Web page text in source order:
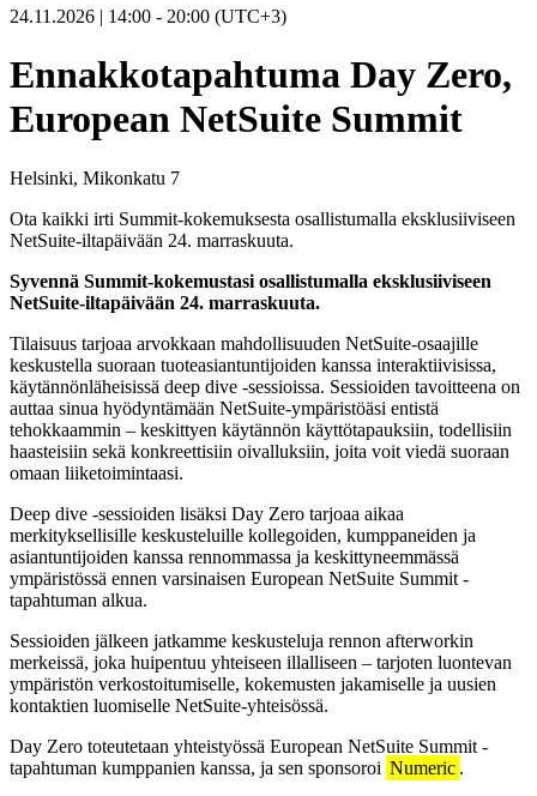
24.11.2026 | 14:00 - 20:00 (UTC+3)
Ennakkotapahtuma Day Zero,
European NetSuite Summit
Helsinki, Mikonkatu 7
Ota kaikki irti Summit-kokemuksesta osallistumalla eksklusiiviseen
NetSuite-iltapäivään 24. marraskuuta.
Syvennä Summit-kokemustasi osallistumalla eksklusiiviseen
NetSuite-iltapäivään 24. marraskuuta.
Tilaisuus tarjoaa arvokkaan mahdollisuuden NetSuite-osaajille
keskustella suoraan tuoteasiantuntijoiden kanssa interaktiivisissa,
käytännönläheisissä deep dive -sessioissa. Sessioiden tavoitteena on
auttaa sinua hyödyntämään NetSuite-ympäristöäsi entistä
tehokkaammin – keskittyen käytännön käyttötapauksiin, todellisiin
haasteisiin sekä konkreettisiin oivalluksiin, joita voit viedä suoraan
omaan liiketoimintaasi.
Deep dive -sessioiden lisäksi Day Zero tarjoaa aikaa
merkityksellisille keskusteluille kollegoiden, kumppaneiden ja
asiantuntijoiden kanssa rennommassa ja keskittyneemmässä
ympäristössä ennen varsinaisen European NetSuite Summit -
tapahtuman alkua.
Sessioiden jälkeen jatkamme keskusteluja rennon afterworkin
merkeissä, joka huipentuu yhteiseen illalliseen – tarjoten luontevan
ympäristön verkostoitumiselle, kokemusten jakamiselle ja uusien
kontaktien luomiselle NetSuite-yhteisössä.
Day Zero toteutetaan yhteistyössä European NetSuite Summit -
tapahtuman kumppanien kanssa, ja sen sponsoroi Numeric .